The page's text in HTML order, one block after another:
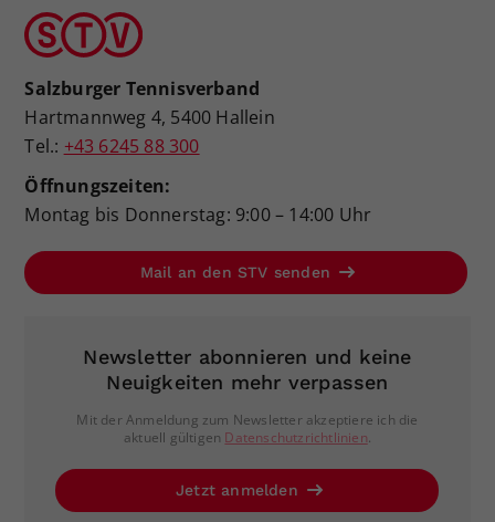
Salzburger Tennisverband
Hartmannweg 4, 5400 Hallein
Tel.: +43 6245 88 300
Öffnungszeiten:
Montag bis Donnerstag: 9:00 – 14:00 Uhr
Mail an den STV senden
Newsletter abonnieren und keine
Neuigkeiten mehr verpassen
Mit der Anmeldung zum Newsletter akzeptiere ich die
aktuell gültigen Datenschutzrichtlinien.
Jetzt anmelden